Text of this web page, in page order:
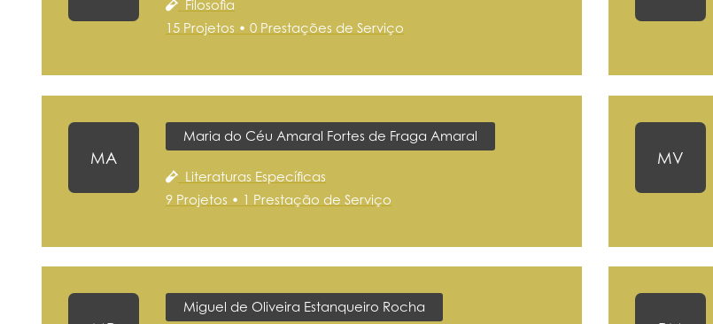
Filosofia
15 Projetos • 0 Prestações de Serviço
MA
Maria do Céu Amaral Fortes de Fraga Amaral
Literaturas Específicas
9 Projetos • 1 Prestação de Serviço
MV
Miguel de Oliveira Estanqueiro Rocha